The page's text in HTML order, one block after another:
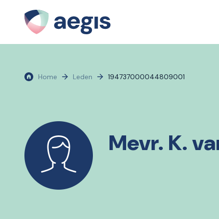
Home Leden 194737000044809001
Mevr. K.